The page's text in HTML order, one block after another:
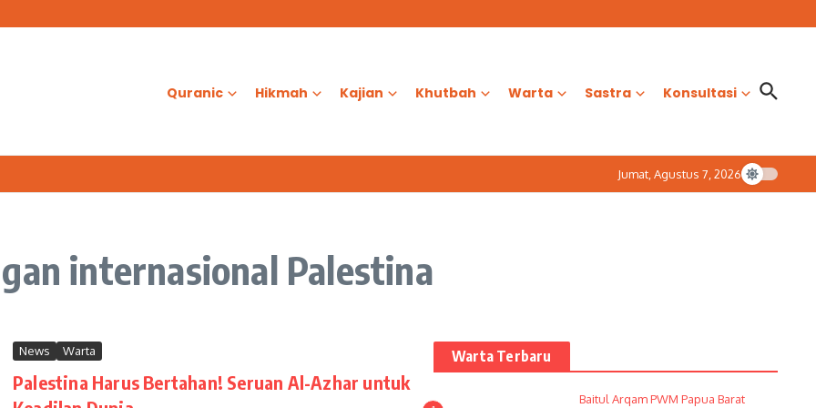
Quranic Hikmah Kajian Khutbah Warta Sastra Konsultasi
Jumat, Agustus 7, 2026
internasional Palestina
News Warta
Palestina Harus Bertahan! Seruan Al-Azhar untuk
Warta Terbaru
Baitul Arqam PWM Papua Barat